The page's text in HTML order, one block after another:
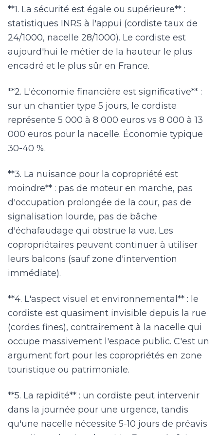
**1. La sécurité est égale ou supérieure** :
statistiques INRS à l'appui (cordiste taux de
24/1000, nacelle 28/1000). Le cordiste est
aujourd'hui le métier de la hauteur le plus
encadré et le plus sûr en France.
**2. L'économie financière est significative** :
sur un chantier type 5 jours, le cordiste
représente 5 000 à 8 000 euros vs 8 000 à 13
000 euros pour la nacelle. Économie typique
30-40 %.
**3. La nuisance pour la copropriété est
moindre** : pas de moteur en marche, pas
d'occupation prolongée de la cour, pas de
signalisation lourde, pas de bâche
d'échafaudage qui obstrue la vue. Les
copropriétaires peuvent continuer à utiliser
leurs balcons (sauf zone d'intervention
immédiate).
**4. L'aspect visuel et environnemental** : le
cordiste est quasiment invisible depuis la rue
(cordes fines), contrairement à la nacelle qui
occupe massivement l'espace public. C'est un
argument fort pour les copropriétés en zone
touristique ou patrimoniale.
**5. La rapidité** : un cordiste peut intervenir
dans la journée pour une urgence, tandis
qu'une nacelle nécessite 5-10 jours de préavis